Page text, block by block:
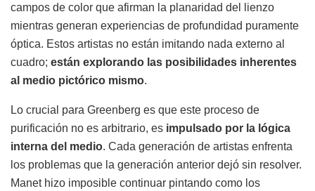
campos de color que afirman la planaridad del lienzo
mientras generan experiencias de profundidad puramente
óptica. Estos artistas no están imitando nada externo al
cuadro; están explorando las posibilidades inherentes
al medio pictórico mismo.
Lo crucial para Greenberg es que este proceso de
purificación no es arbitrario, es impulsado por la lógica
interna del medio. Cada generación de artistas enfrenta
los problemas que la generación anterior dejó sin resolver.
Manet hizo imposible continuar pintando como los